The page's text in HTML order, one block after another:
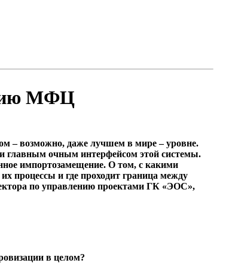
МФЦ
– возможно, даже лучшем в мире – уровне.
главным очным интерфейсом этой системы.
импортозамещение. О том, с какими
процессы и где проходит граница между
по управлению проектами ГК «ЭОС»,
в целом?